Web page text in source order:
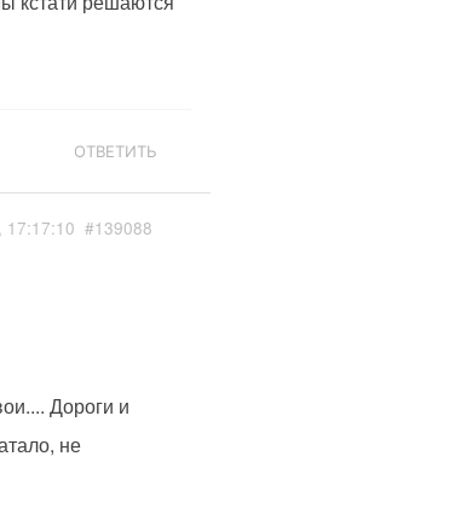
ОТВЕТИТЬ
#139088
Дороги и
не